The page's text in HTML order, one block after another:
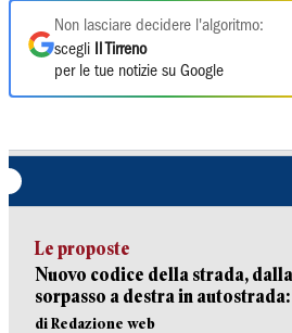
Non lasciare decidere l'algoritmo:
scegli
Il Tirreno
per le tue notizie su Google
Le proposte
Nuovo codice della strada,
sorpasso a destra in
di Redazione web